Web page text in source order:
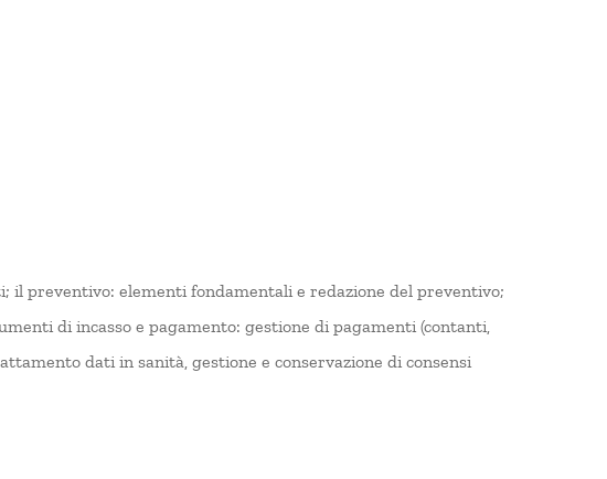
preventivo: elementi fondamentali e redazione del preventivo;
di incasso e pagamento: gestione di pagamenti (contanti,
dati in sanità, gestione e conservazione di consensi